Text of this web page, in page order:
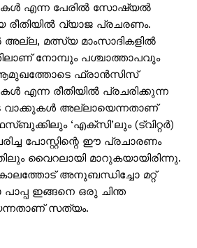
എന്ന പേരില്‍ സോഷ്യല്‍
രീതിയില്‍ വ്യാജ പ്രചരണം.
അല്ല, മത്സ്യ മാംസാദികളില്‍
നോമ്പും പശ്ചാത്താപവും
ആമുഖത്തോടെ ഫ്രാന്‍സിസ്
എന്ന രീതിയില്‍ പ്രചരിക്കുന്ന
വാക്കുകള്‍ അല്ലായെന്നതാണ്
‘എക്സി’ലും (ട്വിറ്റര്‍)
പോസ്റ്റിന്റെ ഈ പ്രചാരണം
വൈറലായി മാറുകയായിരിന്നു.
അനുബന്ധിച്ചോ മറ്റ്
ഇങ്ങനെ ഒരു ചിന്ത
സത്യം.